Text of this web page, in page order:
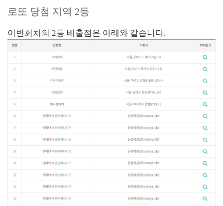
로또 당첨 지역 2등
이번회차의 2등 배출점은 아래와 같습니다.